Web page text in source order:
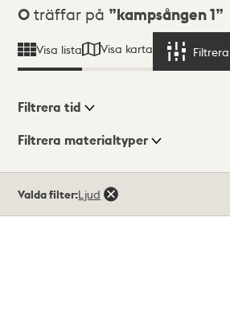
Sökresultat
0 träffar på kampsången 1
Visa lista Visa karta Filtrera
Visningsläge
Filtrera tid
Filtrera materialtyper
träffar
Valda filter:Ljud